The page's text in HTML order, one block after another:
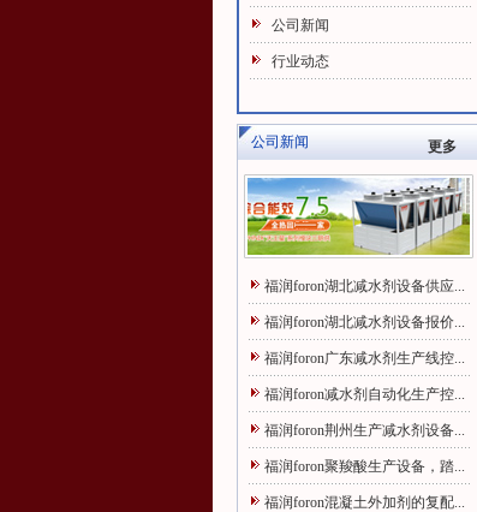
公司新闻
行业动态
公司新闻 更多
福润foron湖北减水剂设备供应...
福润foron湖北减水剂设备报价...
福润foron广东减水剂生产线控...
福润foron减水剂自动化生产控...
福润foron荆州生产减水剂设备...
福润foron聚羧酸生产设备，踏...
福润foron混凝土外加剂的复配...